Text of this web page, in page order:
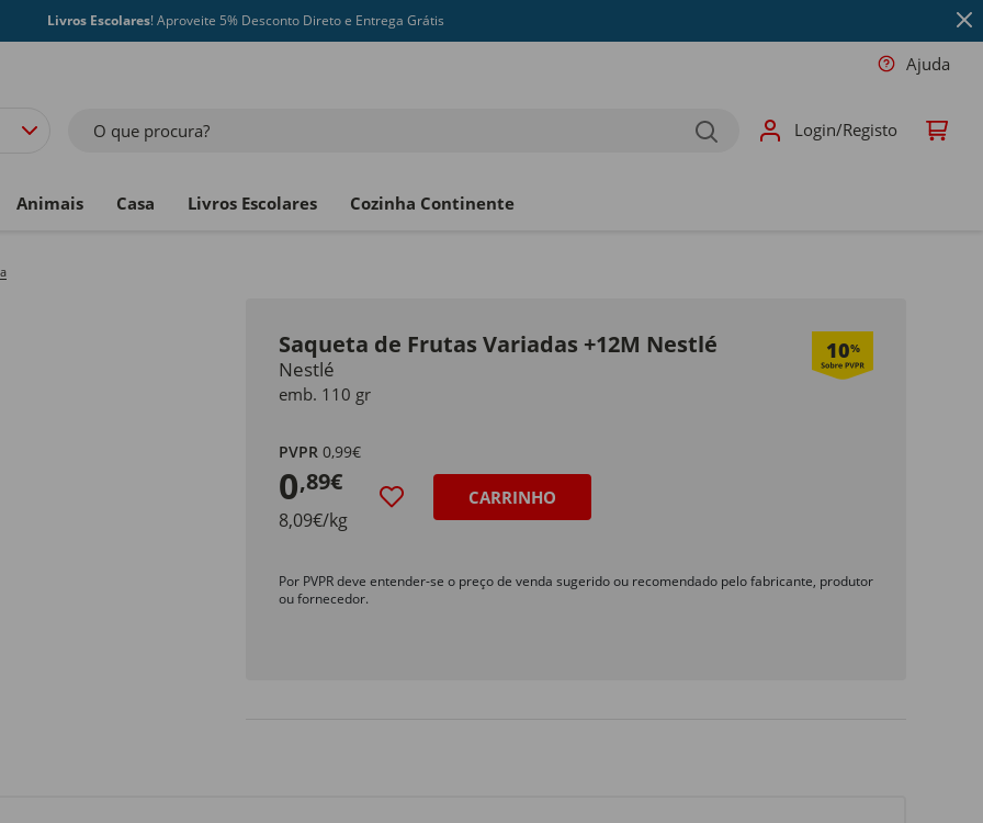
Livros Escolares! Aproveite 5% Desconto Direto e Entrega Grátis
Ajuda
O que procura? Login/Registo
Animais Casa Livros Escolares Cozinha Continente
Saqueta de Frutas Variadas +12M Nestlé 10%
Nestlé
emb. 110 gr
PVPR 0,99€
0,89€
8,09€/kg
CARRINHO
Por PVPR deve entender-se o preço de venda sugerido ou recomendado pelo fabricante, produtor
ou fornecedor.